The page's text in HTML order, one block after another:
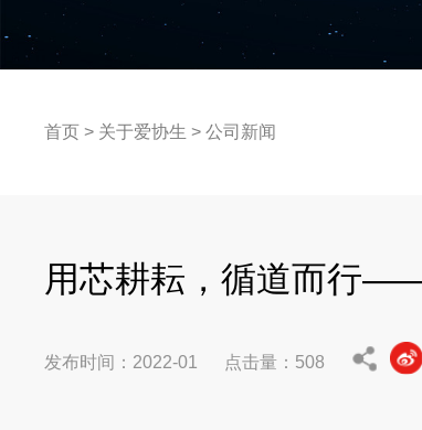
首页 > 关于爱协生 >公司新闻
用芯耕耘，循道而行
发布时间：2022-01 点击量： 508